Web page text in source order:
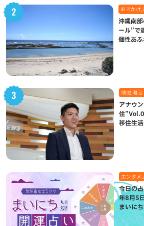
おでかけ,
沖縄南
ール”で
個性あ
地域,暮
アナウ
住
移住生
エンタメ,
今日の
年8月5
まいに